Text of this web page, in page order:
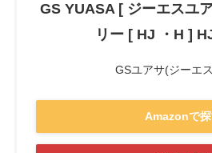
GS YUASA [ ジーエスユ
リー [ HJ ・H ]
GSユアサ(ジーエ
Amazonで